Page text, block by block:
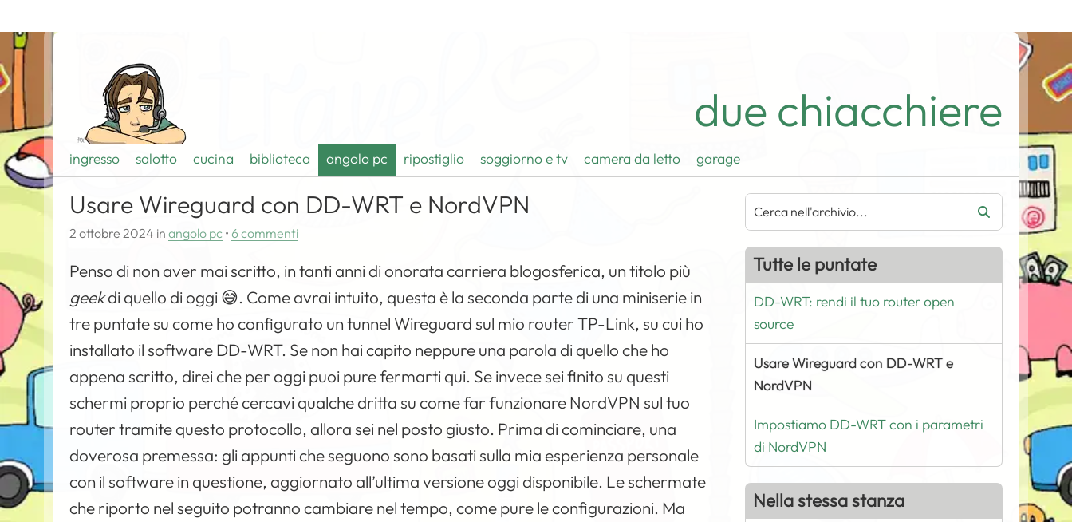
due chiacchiere
ingresso salotto cucina biblioteca angolo pc ripostiglio soggiorno e tv camera da letto garage
Usare Wireguard con DD-WRT e NordVPN
2 ottobre 2024 inangolo pc • 6 commenti
Penso di non aver mai scritto, in tanti anni di onorata carriera blogosferica, un titolo più
geekdi quello di oggi 😅. Come avrai intuito, questa è la seconda parte di una miniserie in
tre puntate su come ho configurato un tunnel Wireguard sul mio router TP-Link, su cui ho
installato il software DD-WRT. Se non hai capito neppure una parola di quello che ho
appena scritto, direi che per oggi puoi pure fermarti qui. Se invece sei finito su questi
schermi proprio perché cercavi qualche dritta su come far funzionare NordVPN sul tuo
router tramite questo protocollo, allora sei nel posto giusto. Prima di cominciare, una
doverosa premessa: gli appunti che seguono sono basati sulla mia esperienza personale
con il software in questione, aggiornato all’ultima versione oggi disponibile. Le schermate
che riporto nel seguito potranno cambiare nel tempo, come pure le configurazioni. Ma
Tutte le puntate
DD-WRT: rendi il tuo router open
source
Usare Wireguard con DD-WRT e
NordVPN
Impostiamo DD-WRT con i parametri
di NordVPN
Nella stessa stanza